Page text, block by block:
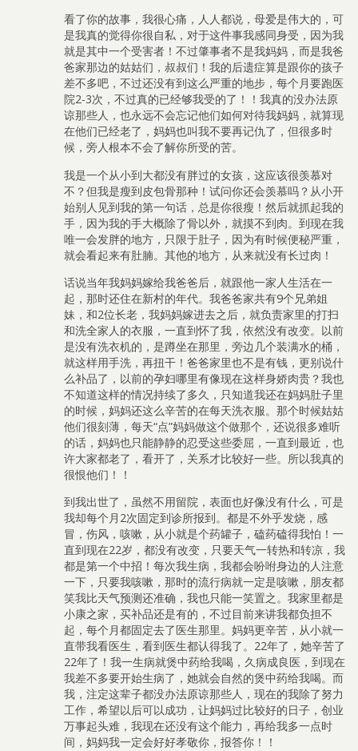
看了你的故事，我很心痛，人人都说，母爱是伟大的，可
是我真的觉得你很自私，对于这件事我感同身受，因为我
就是其中一个受害者！不过肇事者不是我妈妈，而是我爸
爸家那边的姑姑们，叔叔们！我的后遗症算是跟你的孩子
差不多吧，不过还没有到这么严重的地步，每个月要跑医
院2-3次，不过真的已经够我受的了！！我真的没办法原
谅那些人，也永远不会忘记他们如何对待我妈妈，就算现
在他们已经老了，妈妈也叫我不要再记仇了，但很多时
候，旁人根本不会了解你所受的苦。
我是一个从小到大都没有胖过的女孩，这应该很羡慕对
不？但我是瘦到皮包骨那种！试问你还会羡慕吗？从小开
始别人见到我的第一句话，总是你很瘦！然后就抓起我的
手，因为我的手大概除了骨以外，就摸不到肉。到现在我
唯一会发胖的地方，只限于肚子，因为有时候便秘严重，
就会看起来有肚腩。其他的地方，从来就没有长过肉！
话说当年我妈妈嫁给我爸爸后，就跟他一家人生活在一
起，那时还住在新村的年代。我爸爸家共有9个兄弟姐
妹，和2位长老，我妈妈嫁进去之后，就负责家里的打扫
和洗全家人的衣服，一直到怀了我，依然没有改变。以前
是没有洗衣机的，是蹲坐在那里，旁边几个装满水的桶，
就这样用手洗，再扭干！爸爸家里也不是有钱，更别说什
么补品了，以前的孕妇哪里有像现在这样身娇肉贵？我也
不知道这样的情况持续了多久，只知道我还在妈妈肚子里
的时候，妈妈还这么辛苦的在每天洗衣服。那个时候姑姑
他们很刻薄，每天“点”妈妈做这个做那个，还说很多难听
的话，妈妈也只能静静的忍受这些委屈，一直到最近，也
许大家都老了，看开了，关系才比较好一些。所以我真的
很恨他们！！
到我出世了，虽然不用留院，表面也好像没有什么，可是
我却每个月2次固定到诊所报到。都是不外乎发烧，感
冒，伤风，咳嗽，从小就是个药罐子，磕药磕得我怕！一
直到现在22岁，都没有改变，只要天气一转热和转凉，我
都是第一个中招！每次我生病，我都会吩咐身边的人注意
一下，只要我咳嗽，那时的流行病就一定是咳嗽，朋友都
笑我比天气预测还准确，我也只能一笑置之。我家里都是
小康之家，买补品还是有的，不过目前来讲我都负担不
起，每个月都固定去了医生那里。妈妈更辛苦，从小就一
直带我看医生，看到医生都认得我了。22年了，她辛苦了
22年了！我一生病就煲中药给我喝，久病成良医，到现在
我差不多要开始生病了，她就会自然的煲中药给我喝。而
我，注定这辈子都没办法原谅那些人，现在的我除了努力
工作，希望以后可以成功，让妈妈过比较好的日子，创业
万事起头难，我现在还没有这个能力，再给我多一点时
间，妈妈我一定会好好孝敬你，报答你！！